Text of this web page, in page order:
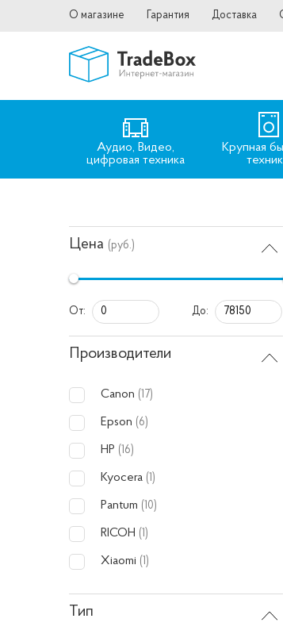
О магазине Гарантия Доставка
Аудио, Видео,
цифровая техника
Крупная
Цена (руб.)
От: До:
Производители
Canon (17)
Epson (6)
HP (16)
Kyocera (1)
Pantum (10)
RICOH (1)
Xiaomi (1)
Тип